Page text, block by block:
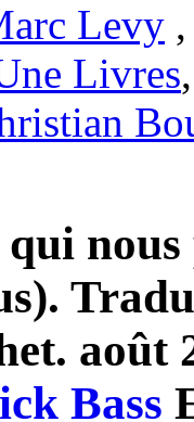
Levy
Livres
nous
août
Bass